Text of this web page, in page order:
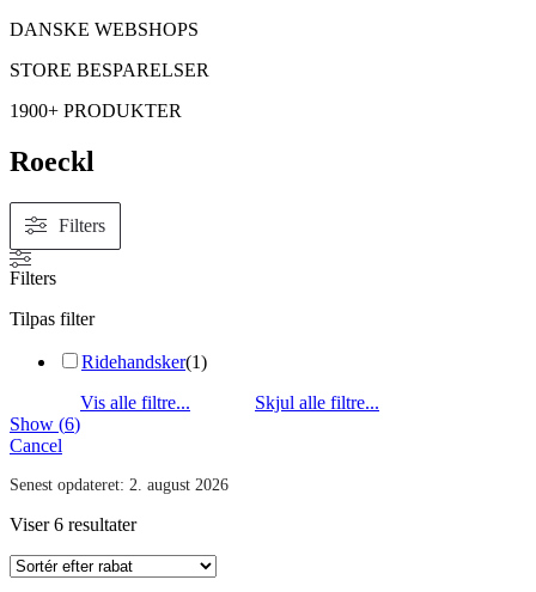
DANSKE WEBSHOPS
STORE BESPARELSER
1900+ PRODUKTER
Roeckl
Filters
Filters
Tilpas filter
Ridehandsker(1)
Show (6)
Cancel
Senest opdateret: 2. august 2026
Viser 6 resultater